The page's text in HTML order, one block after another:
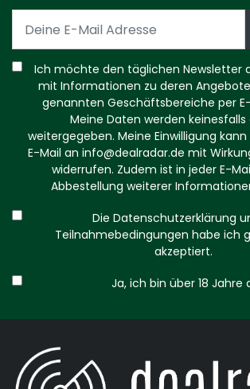
Ich möchte den täglichen Newsletter
mit Informationen zu deren
genannten Geschäftsbereiche per
Meine Daten werden
weitergegeben. Meine Einwilligung
E-Mail an info@dealradar.de mit
widerrufen. Zudem ist in jeder E-
Abbestellung weiterer
Die Datenschutzerklärung
Teilnahmebedingungen habe ich
akzeptiert.
Ja, ich bin über 18 Jahre